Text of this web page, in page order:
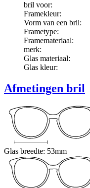
bril voor:
Framekleur:
Vorm van een bril:
Frametype:
Framemateriaal:
merk:
Glas materiaal:
Glas kleur:
Afmetingen bril
Glas breedte: 53mm